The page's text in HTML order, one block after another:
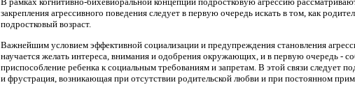
закрепления агрессивного поведения следует в первую очередь искать в том, как
подростковый возраст.
Важнейшим условием эффективной социализации и предупреждения становления
научается желать интереса, внимания и одобрения окружающих, и в первую очередь -
приспособление ребенка к социальным требованиям и запретам. В этой связи следует
и фрустрация, возникающая при отсутствии родительской любви и при постоянном